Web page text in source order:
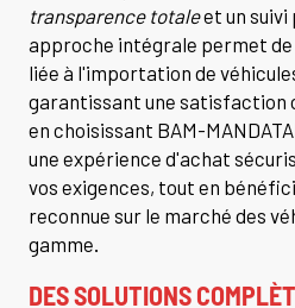
transparence totaleet un suivi
approche intégrale permet
liée à l'importation de
garantissant une satisfaction
en choisissant BAM-
une expérience d'achat
vos exigences, tout en
reconnue sur le marché des
gamme.
DES SOLUTIONS